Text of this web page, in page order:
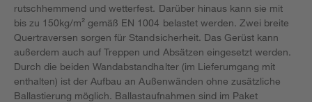
rutschhemmend und wetterfest. Darüber hinaus kann sie mit
bis zu 150kg/m² gemäß EN 1004 belastet werden. Zwei breite
Quertraversen sorgen für Standsicherheit. Das Gerüst kann
außerdem auch auf Treppen und Absätzen eingesetzt werden.
Durch die beiden Wandabstandhalter (im Lieferumgang mit
enthalten) ist der Aufbau an Außenwänden ohne zusätzliche
Ballastierung möglich. Ballastaufnahmen sind im Paket